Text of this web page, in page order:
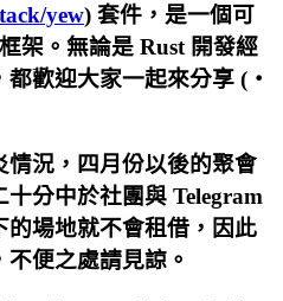
yew) 套件，是一個可
架 。無論是 Rust 開發經
歡迎大家一起來分享 (・
況，四月份以後的聚會
分中於社團與 Telegram
場地就不會租借，因此
便之處請見諒。